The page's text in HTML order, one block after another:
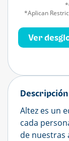
Descripción
Altez es un
cada
de nuestras
Ver
*Aplican